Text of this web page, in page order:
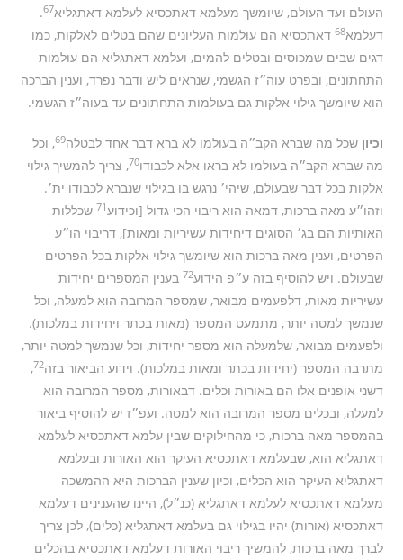
העולם ועד העולם, שיומשך מעלמא דאתכסיא לעלמא דאתגליא67
.
דעלמא68 דאתכסיא הם עולמות העליונים שהם בטלים לאלקות, כמו
דגים שבים שמכוסים ובטלים להמים, ועלמא דאתגליא הם עולמות
התחתונים, ובפרט עוה״ז הגשמי, שנראים ליש ודבר נפרד, וענין הברכה
הוא שיומשך גילוי אלקות גם בעולמות התחתונים עד בעוה״ז הגשמי.
וכיוןשכל מה שברא הקב״ה בעולמו לא ברא דבר אחד לבטלה69, וכל
מה שברא הקב״ה בעולמו לא בראו אלא לכבודו70, צריך להמשיך גילוי
אלקות בכל דבר שבעולם, שיהי׳ נרגש בו בגילוי שנברא לכבודו ית׳.
וזהו״ע מאה ברכות, דמאה הוא ריבוי הכי גדול [וכידוע71 שכללות
האותיות הם בג׳ הסוגים דיחידות עשיריות ומאות], דריבוי הו״ע
הפרטים, וענין מאה ברכות הוא שיומשך גילוי אלקות בכל הפרטים
שבעולם. ויש להוסיף בזה ע״פ הידוע72 בענין המספרים יחידות
עשיריות מאות, דלפעמים מבואר, שמספר המרובה הוא למעלה, וכל
שנמשך למטה יותר, מתמעט המספר (מאות בכתר ויחידות במלכות).
ולפעמים מבואר, שלמעלה הוא מספר יחידות, וכל שנמשך למטה יותר,
מתרבה המספר (יחידות בכתר ומאות במלכות). וידוע הביאור בזה72
,
דשני אופנים אלו הם באורות וכלים. דבאורות, מספר המרובה הוא
למעלה, ובכלים מספר המרובה הוא למטה. ועפ״ז יש להוסיף ביאור
בהמספר מאה ברכות, כי מהחילוקים שבין עלמא דאתכסיא לעלמא
דאתגליא הוא, שבעלמא דאתכסיא העיקר הוא האורות ובעלמא
דאתגליא העיקר הוא הכלים, וכיון שענין הברכות היא ההמשכה
מעלמא דאתכסיא לעלמא דאתגליא (כנ״ל), היינו שהענינים דעלמא
דאתכסיא (אורות) יהיו בגילוי גם בעלמא דאתגליא (כלים), לכן צריך
לברך מאה ברכות, להמשיך ריבוי האורות דעלמא דאתכסיא בהכלים